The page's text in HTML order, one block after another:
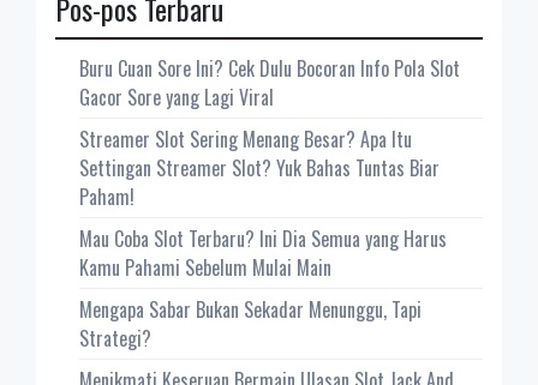
Buru Cuan Sore Ini? Cek Dulu Bocoran Info Pola Slot
Gacor Sore yang Lagi Viral
Streamer Slot Sering Menang Besar? Apa Itu
Settingan Streamer Slot? Yuk Bahas Tuntas Biar
Paham!
Mau Coba Slot Terbaru? Ini Dia Semua yang Harus
Kamu Pahami Sebelum Mulai Main
Mengapa Sabar Bukan Sekadar Menunggu, Tapi
Strategi?